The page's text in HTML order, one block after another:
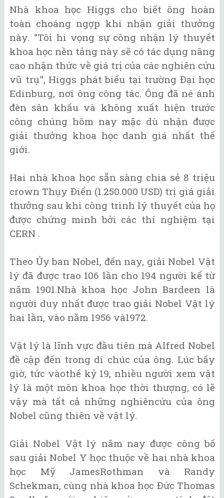
Nhà khoa học Higgs cho biết ông hoàn
toàn choáng ngợp khi nhận giải thưởng
này. "Tôi hi vọng sự công nhận lý thuyết
khoa học nền tảng này sẽ có tác dụng nâng
cao nhận thức về giá trị của các nghiên cứu
vũ trụ", Higgs phát biểu tại trường Đại học
Edinburg, nơi ông công tác. Ông đã né ánh
đèn sân khấu và không xuất hiện trước
công chúng hôm nay mặc dù nhận được
giải thưởng khoa học danh giá nhất thế
giới.
Hai nhà khoa học sẵn sàng chia sẻ 8 triệu
crown Thụy Điển (1.250.000 USD) trị giá giải
thưởng sau khi công trình lý thuyết của họ
được chứng minh bởi các thí nghiệm tại
CERN .
Theo Ủy ban Nobel, đến nay, giải Nobel Vật
lý đã được trao 106 lần cho 194 người kể từ
năm 1901.Nhà khoa học John Bardeen là
người duy nhất được trao giải Nobel Vật lý
hai lần, vào năm 1956 và1972.
Vật lý là lĩnh vực đầu tiên mà Alfred Nobel
đề cập đến trong di chúc của ông. Lúc bấy
giờ, tức vàothế kỷ 19, nhiều người xem vật
lý là một môn khoa học thời thượng, có lẽ
vậy mà tất cả những nghiêncứu của ông
Nobel cũng thiên về vật lý.
Giải Nobel Vật lý năm nay được công bố
sau giải Nobel Y học thuộc về hai nhà khoa
học Mỹ JamesRothman và Randy
Schekman, cùng nhà khoa học Đức Thomas